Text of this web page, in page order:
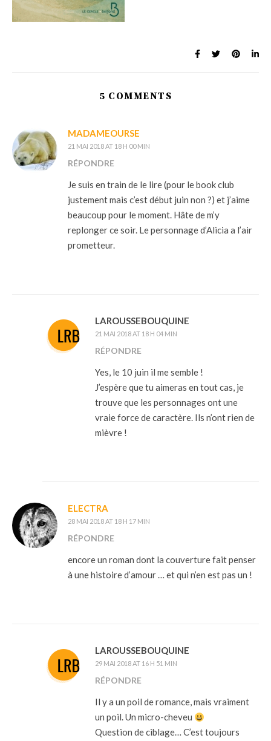
5 COMMENTS
MADAMEOURSE
21 MAI 2018 AT 18 H 00 MIN
RÉPONDRE
Je suis en train de le lire (pour le book club
justement mais c’est début juin non ?) et j’aime
beaucoup pour le moment. Hâte de m’y
replonger ce soir. Le personnage d’Alicia a l’air
prometteur.
LAROUSSEBOUQUINE
21 MAI 2018 AT 18 H 04 MIN
RÉPONDRE
Yes, le 10 juin il me semble !
J’espère que tu aimeras en tout cas, je
trouve que les personnages ont une
vraie force de caractère. Ils n’ont rien de
mièvre !
ELECTRA
28 MAI 2018 AT 18 H 17 MIN
RÉPONDRE
encore un roman dont la couverture fait penser
à une histoire d’amour … et qui n’en est pas un !
LAROUSSEBOUQUINE
29 MAI 2018 AT 16 H 51 MIN
RÉPONDRE
Il y a un poil de romance, mais vraiment
un poil. Un micro-cheveu
Question de ciblage… C’est toujours